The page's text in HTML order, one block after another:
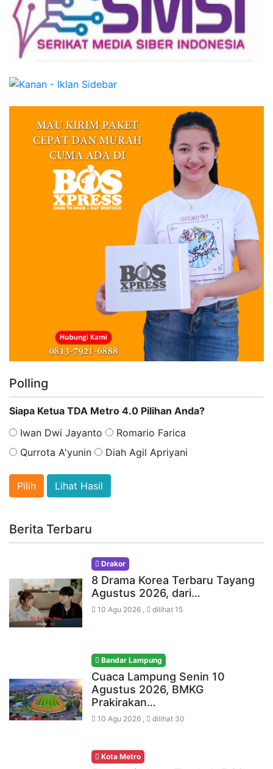
Polling
Siapa Ketua TDA Metro 4.0 Pilihan Anda?
Iwan Dwi Jayanto
Romario Farica
Qurrota A'yunin
Diah Agil Apriyani
Lihat Hasil
Berita Terbaru
Drakor
8 Drama Korea Terbaru Tayang
Agustus 2026, dari…
10 Agu 2026 , dilihat 15
Bandar Lampung
Cuaca Lampung Senin 10
Agustus 2026, BMKG
Prakirakan…
10 Agu 2026 , dilihat 30
Kota Metro